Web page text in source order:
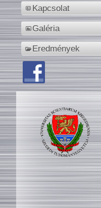
Kapcsolat
Galéria
Eredmények